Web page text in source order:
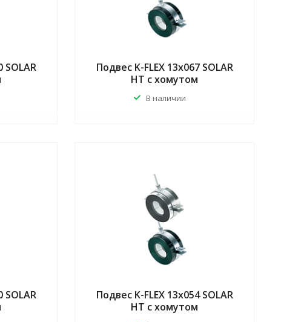
SOLAR
Подвес K-FLEX 13x067 SOLAR
HT с хомутом
В наличии
SOLAR
Подвес K-FLEX 13x054 SOLAR
HT с хомутом